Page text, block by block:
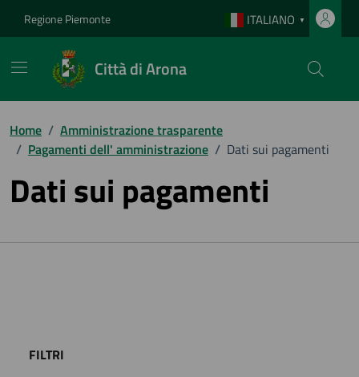
Regione Piemonte ITALIANO ▼
Città di Arona
Home / Amministrazione trasparente
/ Pagamenti dell' amministrazione / Dati sui pagamenti
Dati sui pagamenti
FILTRI